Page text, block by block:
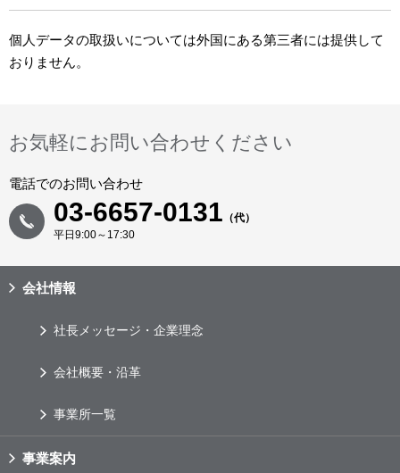
個人データの取扱いについては外国にある第三者には提供して
おりません。
お気軽にお問い合わせください
電話でのお問い合わせ
03-6657-0131 （代）
平日9:00～17:30
会社情報
社長メッセージ・企業理念
会社概要・沿革
事業所一覧
事業案内